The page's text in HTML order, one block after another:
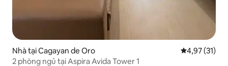
Nhà tại Cagayan de Oro Xếp hạng
4,97 (31)
2 phòng ngủ tại Aspira Avida Tower 1